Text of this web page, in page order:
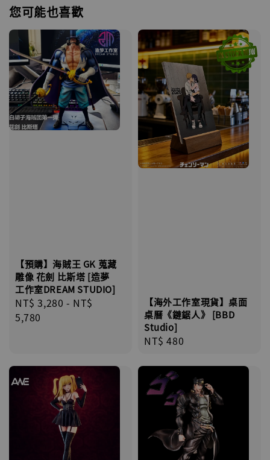
您可能也喜歡
【預購】海賊王 GK 蒐藏
雕像 花劍 比斯塔 [造夢
工作室DREAM STUDIO]
Regular
price
NT$ 3,280 - NT$
5,780
【海外工作室現貨】桌面
桌曆《鏈鋸人》 [BBD
Studio]
Regular
NT$ 480